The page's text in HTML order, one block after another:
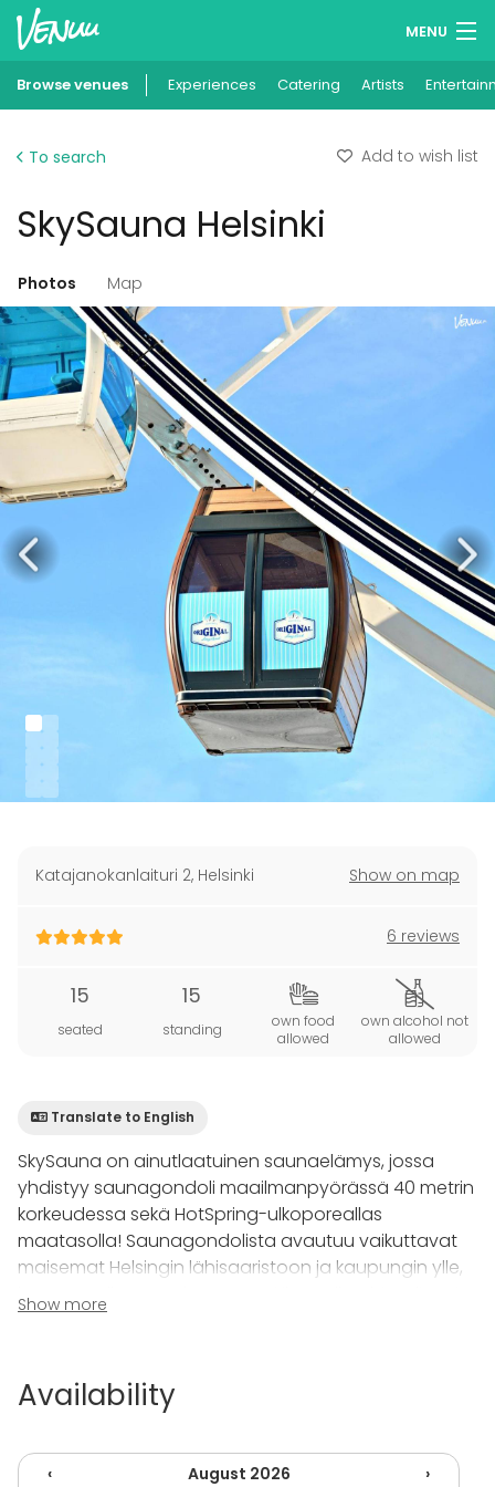
MENU
Wish lists
Add your venue
Browse venues Experiences Catering Artists
To search Add to wish list
SkySauna Helsinki
Photos Map
Katajanokanlaituri 2, Helsinki Show on map
6 reviews
15
seated
15
standing
own food
allowed
own alcohol not
allowed
Translate to English
SkySauna on ainutlaatuinen saunaelämys, jossa
yhdistyy saunagondoli maailmanpyörässä 40 metrin
korkeudessa sekä HotSpring-ulkoporeallas
maatasolla! Saunagondolista avautuu vaikuttavat
maisemat Helsingin lähisaaristoon ja kaupungin ylle,
kun taas ulkoporealtaassa voi ihastella ohitse lipuvia
laivoja ja kaunista merta. Maailmanpyörä sijaitsee
loungetila oleskeluun. Loungen yhteydestä löytyy
pukuhuoneet, suihkut ja wc:t
Show more
Availability
‹ August 2026 ›